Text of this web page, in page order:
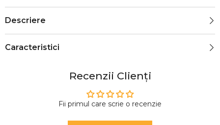
Descriere
Caracteristici
Recenzii Clienți
Fii primul care scrie o recenzie